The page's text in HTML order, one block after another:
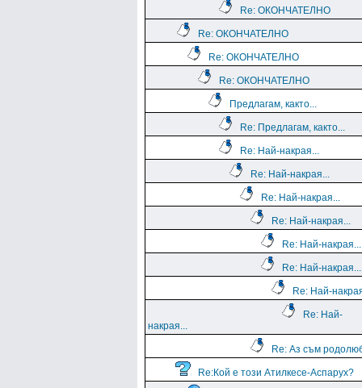
Re: ОКОНЧАТЕЛНО
Re: ОКОНЧАТЕЛНО
Re: ОКОНЧАТЕЛНО
Re: ОКОНЧАТЕЛНО
Предлагам, както...
Re: Предлагам, както...
Re: Най-накрая...
Re: Най-накрая...
Re: Най-накрая...
Re: Най-накрая...
Re: Най-накрая...
Re: Най-накрая...
Re: Най-
Re: Най-
накрая...
Re: Аз съм
Re:Кой е този Атилкесе-Аспарух?